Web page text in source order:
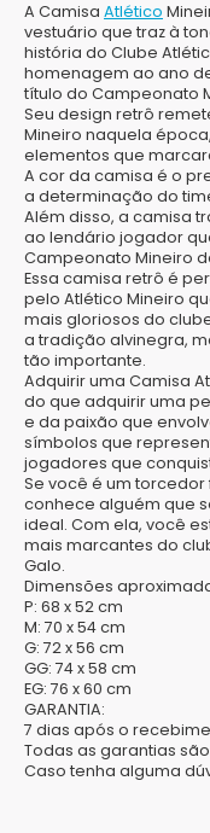
A Camisa Atlético
vestuário que traz à
história do Clube
homenagem ao ano
título do Campeonato
Seu design retrô
Mineiro naquela
elementos que
A cor da camisa é o
a determinação do
Além disso, a camisa
ao lendário jogador
Campeonato Mineiro
Essa camisa retrô é
pelo Atlético Mineiro
mais gloriosos do
a tradição alvinegra,
tão importante.
Adquirir uma Camisa
do que adquirir uma
e da paixão que
símbolos que
jogadores que
Se você é um
conhece alguém que
ideal. Com ela, você
mais marcantes do
Galo.
Dimensões
P: 68 x 52 cm
M: 70 x 54 cm
G: 72 x 56 cm
GG: 74 x 58 cm
EG: 76 x 60 cm
GARANTIA:
7 dias após o
Todas as garantias
Caso tenha alguma